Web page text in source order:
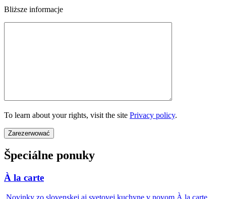
Bliższe informacje
To learn about your rights, visit the site Privacy policy.
Špeciálne ponuky
À la carte
Novinky zo slovenskej aj svetovej kuchyne v novom À la carte